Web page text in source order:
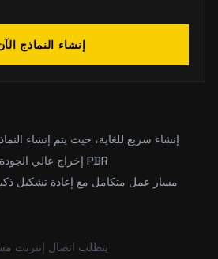
إنشاء النماذج
إنشاء سريع للغاية، حيث يتم إنشاء النماذج
إخراج عالي الجودة بهندسة تفصيلية ومواد PBR
مسار عمل متكامل مع إعادة تشكيل
يتطلب اتصال إنترنت